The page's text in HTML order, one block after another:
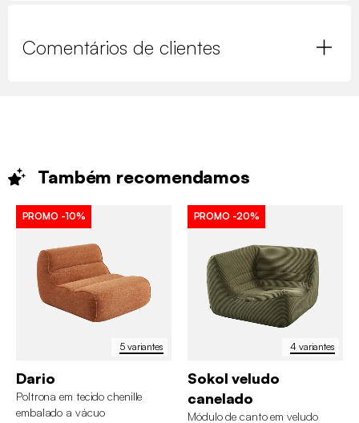
Comentários de clientes
Também recomendamos
5 variantes
PROMO -10%
Dario
Poltrona em tecido chenille
embalado a vácuo
4 variantes
PROMO -20%
Sokol veludo
canelado
Módulo de canto em veludo